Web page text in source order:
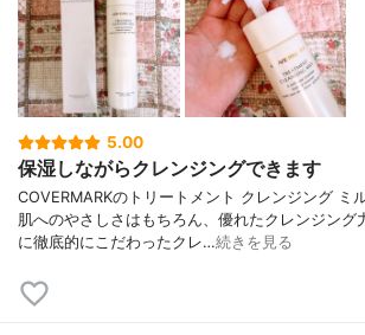
5.00
保湿しながらクレンジングできます
COVERMARKのトリートメント クレンジング ミ
肌へのやさしさはもちろん、優れたクレンジング
に徹底的にこだわったクレ…続きを見る